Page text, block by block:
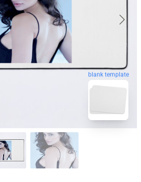
blank template